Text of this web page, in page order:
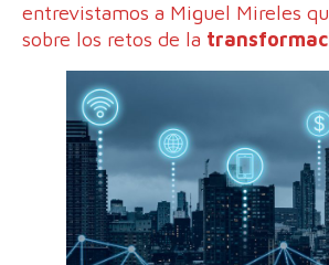
entrevistamos a Miguel Mireles
sobre los retos de la